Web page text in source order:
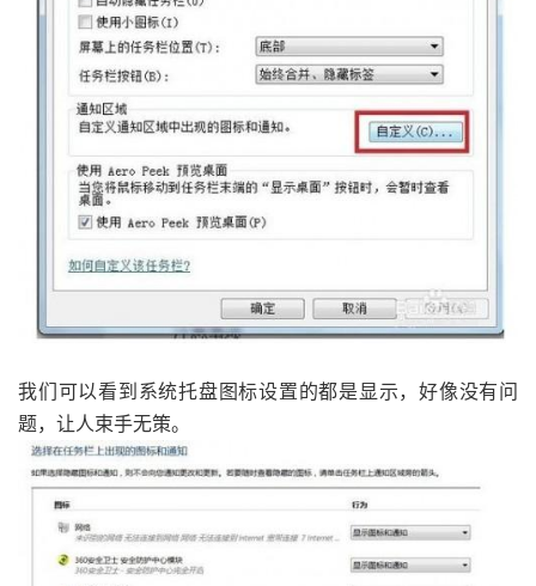
我们可以看到系统托盘图标设置的都是显示，好像没有问
题，让人束手无策。